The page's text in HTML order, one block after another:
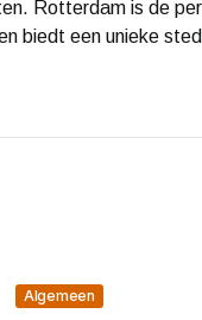
Rotterdam is de
biedt een unieke
Algemeen